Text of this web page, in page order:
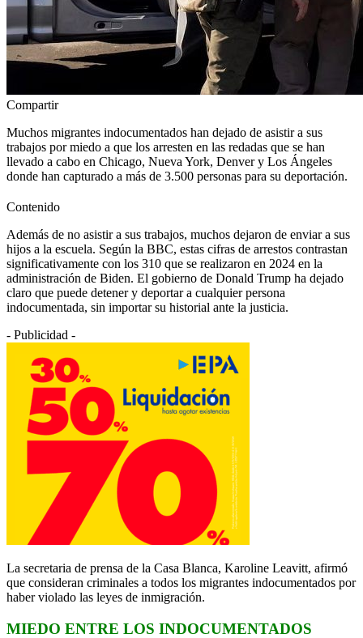
Compartir
Muchos migrantes indocumentados han dejado de asistir a sus
trabajos por miedo a que los arresten en las redadas que se han
llevado a cabo en Chicago, Nueva York, Denver y Los Ángeles
donde han capturado a más de 3.500 personas para su deportación.
Contenido
Además de no asistir a sus trabajos, muchos dejaron de enviar a sus
hijos a la escuela. Según la BBC, estas cifras de arrestos contrastan
significativamente con los 310 que se realizaron en 2024 en la
administración de Biden. El gobierno de Donald Trump ha dejado
claro que puede detener y deportar a cualquier persona
indocumentada, sin importar su historial ante la justicia.
- Publicidad -
La secretaria de prensa de la Casa Blanca, Karoline Leavitt, afirmó
que consideran criminales a todos los migrantes indocumentados por
haber violado las leyes de inmigración.
MIEDO ENTRE LOS INDOCUMENTADOS